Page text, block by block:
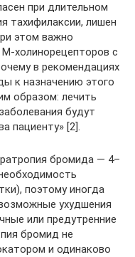
при длительном
тахифилаксии, лишен
этом важно
холинорецепторов с
в рекомендациях
к назначению этого
образом: лечить
будут
пациенту» [2].
бромида — 4–
поэтому иногда
ухудшения
или предутренние
бромид не
и одинаково